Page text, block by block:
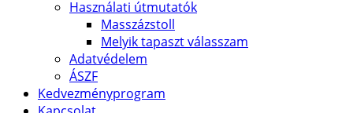
Használati útmutatók
Masszázstoll
Melyik tapaszt válasszam
Adatvédelem
ÁSZF
Kedvezményprogram